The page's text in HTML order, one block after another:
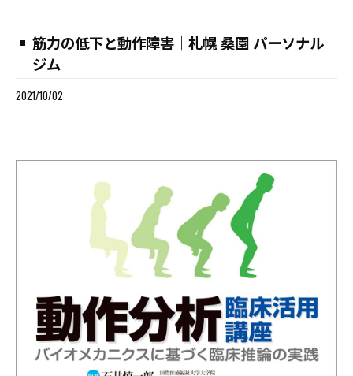
筋力の低下と動作障害｜札幌 桑園 パーソナル
ジム
2021/10/02